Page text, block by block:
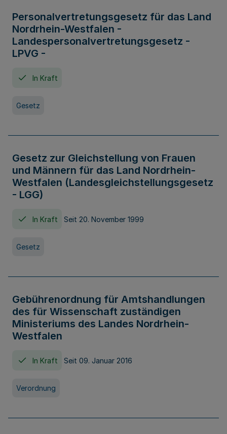
Personalvertretungsgesetz für das Land
Nordrhein-Westfalen -
Landespersonalvertretungsgesetz -
LPVG -
In Kraft
Gesetz
Gesetz zur Gleichstellung von Frauen
und Männern für das Land Nordrhein-
Westfalen (Landesgleichstellungsgesetz
- LGG)
In Kraft Seit 20. November 1999
Gesetz
Gebührenordnung für Amtshandlungen
des für Wissenschaft zuständigen
Ministeriums des Landes Nordrhein-
Westfalen
In Kraft Seit 09. Januar 2016
Verordnung